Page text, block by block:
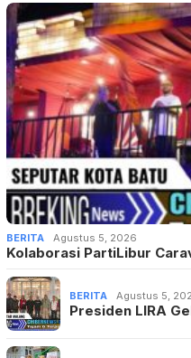
BERITA Agustus 5, 2026
Kolaborasi PartiLibur
BERITA Agustus 5,
Presiden LIRA